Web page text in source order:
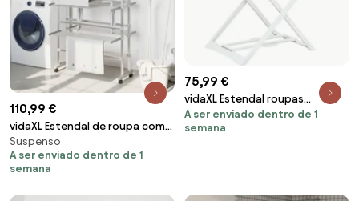
110,99 €
vidaXL Estendal de roupa com
rodas 89x64x129 cm alumínio
Suspenso
A ser enviado dentro de 1
semana
75,99 €
vidaXL Estendal roupas
dobrável plástico branco
A ser enviado dentro de 1
semana